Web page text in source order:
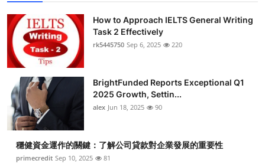
How to Approach IELTS General Writing
Task 2 Effectively
rk5445750 Sep 6, 2025 220
BrightFunded Reports Exceptional Q1
2025 Growth, Settin...
alex Jun 18, 2025 90
穩健資金運作的關鍵：了解公司貸款對企業發展的重要性
primecredit Sep 10, 2025 81